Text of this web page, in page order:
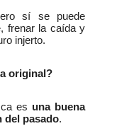
sí se puede
frenar la caída y
injerto.
original?
es una buena
del pasado.